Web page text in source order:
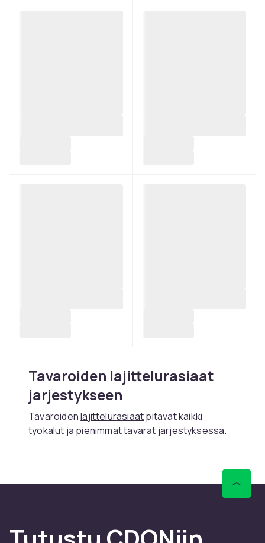
Tavaroiden lajittelurasiaat
jarjestykseen
Tavaroidenlajittelurasiaatpitavat kaikki
tyokalut ja pienimmat tavarat jarjestyksessa.
CDONilta loydat taydellisen valikoiman laukkuja